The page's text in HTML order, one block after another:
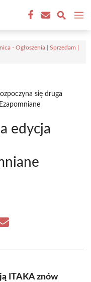
- Ogłoszenia | Sprzedam |
się druga
edycja
Share
ITAKA znów